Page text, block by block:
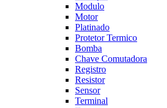
Modulo
Motor
Platinado
Protetor Termico
Bomba
Chave Comutadora
Registro
Resistor
Sensor
Terminal